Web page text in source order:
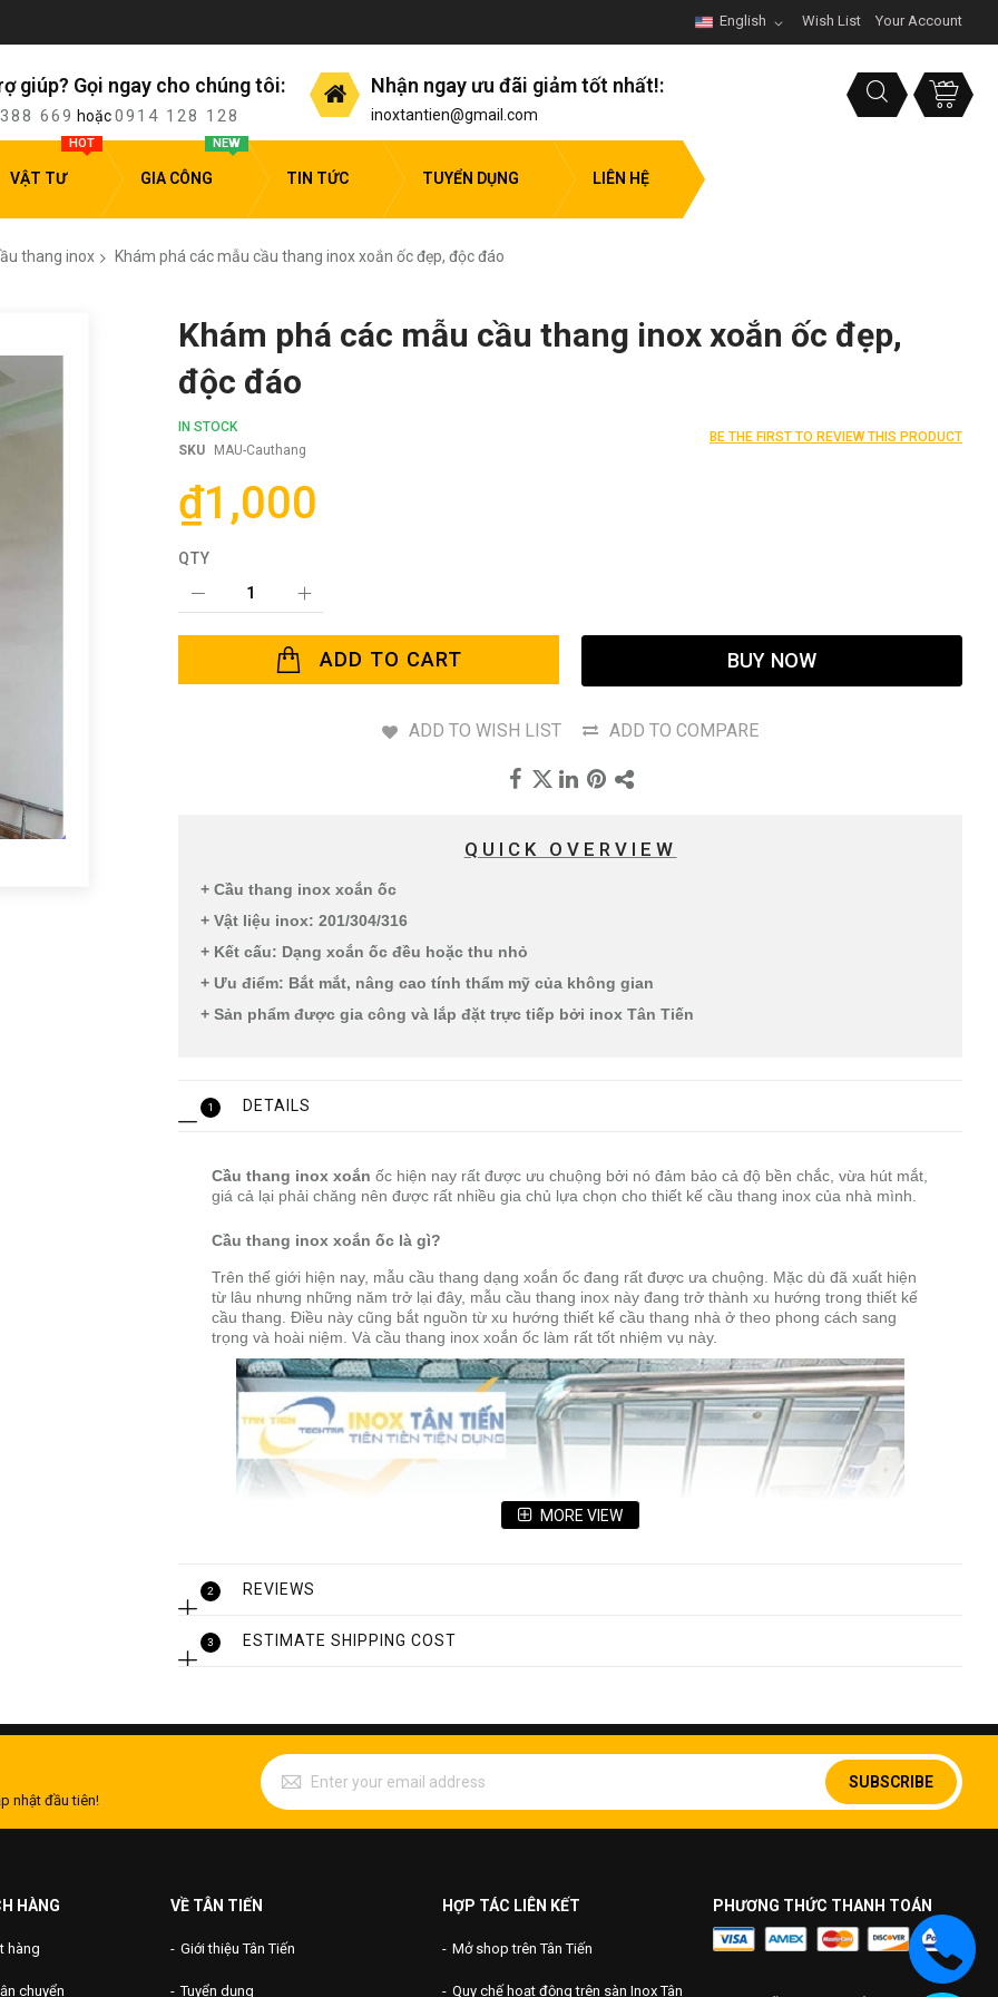
Wish List Your Account
English
giúp? Gọi ngay cho chúng tôi:
669 hoặc0914 128 128
Nhận ngay ưu đãi giảm tốt nhất!:
inoxtantien@gmail.com
VẬT TƯ
HOT
GIA CÔNG
NEW
TIN TỨC TUYỂN DỤNG LIÊN HỆ
thang inox Khám phá các mẫu cầu thang inox xoắn ốc đẹp, độc đáo
Khám phá các mẫu cầu thang inox xoắn ốc đẹp,
độc đáo
IN STOCK
SKU
MAU-Cauthang
BE THE FIRST TO REVIEW THIS PRODUCT
₫1,000
QTY
ADD TO CART BUY NOW
ADD TO WISH LIST ADD TO COMPARE
QUICK OVERVIEW
+ Cầu thang inox xoắn ốc
+ Vật liệu inox: 201/304/316
+ Kết cấu: Dạng xoắn ốc đều hoặc thu nhỏ
+ Ưu điểm: Bắt mắt, nâng cao tính thẩm mỹ của không gian
+ Sản phẩm được gia công và lắp đặt trực tiếp bởi inox Tân Tiến
1 DETAILS
Cầu thang inox xoắn ốc hiện nay rất được ưu chuộng bởi nó đảm bảo cả độ bền chắc, vừa hút mắt,
giá cả lại phải chăng nên được rất nhiều gia chủ lựa chọn cho thiết kế cầu thang inox của nhà mình.
Cầu thang inox xoắn ốc là gì?
Trên thế giới hiện nay, mẫu cầu thang dạng xoắn ốc đang rất được ưa chuộng. Mặc dù đã xuất hiện
từ lâu nhưng những năm trở lại đây, mẫu cầu thang inox này đang trở thành xu hướng trong thiết kế
cầu thang. Điều này cũng bắt nguồn từ xu hướng thiết kế cầu thang nhà ở theo phong cách sang
trọng và hoài niệm. Và cầu thang inox xoắn ốc làm rất tốt nhiệm vụ này.
MORE VIEW
2 REVIEWS
3 ESTIMATE SHIPPING COST
nhật đầu tiên!
SUBSCRIBE
HÀNG
hàng
chuyển
VỀ TÂN TIẾN
Giới thiệu Tân Tiến
Tuyển dụng
HỢP TÁC LIÊN KẾT
Mở shop trên Tân Tiến
Quy chế hoạt động trên sàn Inox Tân
PHƯƠNG THỨC THANH TOÁN